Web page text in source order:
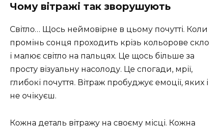
Чому вітражі так зворушують
Світло… Щось неймовірне в цьому почутті. Коли
промінь сонця проходить крізь кольорове скло
і малює світло на пальцях. Це щось більше за
просту візуальну насолоду. Це спогади, мрії,
глибокі почуття. Вітраж пробуджує емоції, яких і
не очікуєш.
Кожна деталь вітражу на своєму місці. Кожна